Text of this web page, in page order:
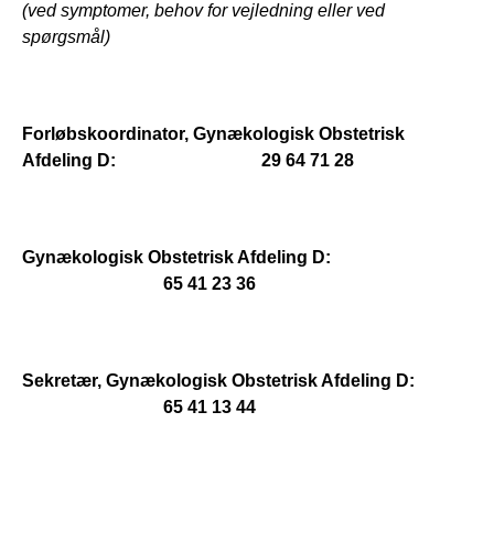
(ved symptomer, behov for vejledning eller ved
spørgsmål)
Forløbskoordinator, Gynækologisk Obstetrisk
Afdeling D:                                 29 64 71 28
Gynækologisk Obstetrisk Afdeling D:
65 41 23 36
Sekretær, Gynækologisk Obstetrisk Afdeling D:
65 41 13 44